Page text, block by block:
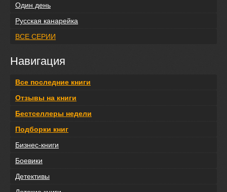
Один день
Русская канарейка
ВСЕ СЕРИИ
Навигация
Все последние книги
Отзывы на книги
Бестселлеры недели
Подборки книг
Бизнес-книги
Боевики
Детективы